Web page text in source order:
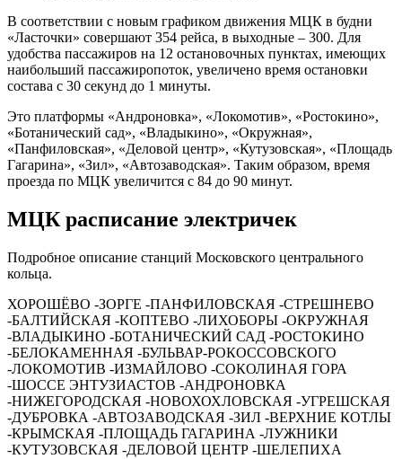
В соответствии с новым графиком движения МЦК в будни
«Ласточки» совершают 354 рейса, в выходные – 300. Для
удобства пассажиров на 12 остановочных пунктах, имеющих
наибольший пассажиропоток, увеличено время остановки
состава с 30 секунд до 1 минуты.
Это платформы «Андроновка», «Локомотив», «Ростокино»,
«Ботанический сад», «Владыкино», «Окружная»,
«Панфиловская», «Деловой центр», «Кутузовская», «Площадь
Гагарина», «Зил», «Автозаводская». Таким образом, время
проезда по МЦК увеличится с 84 до 90 минут.
МЦК расписание электричек
Подробное описание станций Московского центрального
кольца.
ХОРОШЁВО -ЗОРГЕ -ПАНФИЛОВСКАЯ -СТРЕШНЕВО
-БАЛТИЙСКАЯ -КОПТЕВО -ЛИХОБОРЫ -ОКРУЖНАЯ
-ВЛАДЫКИНО -БОТАНИЧЕСКИЙ САД -РОСТОКИНО
-БЕЛОКАМЕННАЯ -БУЛЬВАР-РОКОССОВСКОГО
-ЛОКОМОТИВ -ИЗМАЙЛОВО -СОКОЛИНАЯ ГОРА
-ШОССЕ ЭНТУЗИАСТОВ -АНДРОНОВКА
-НИЖЕГОРОДСКАЯ -НОВОХОХЛОВСКАЯ -УГРЕШСКАЯ
-ДУБРОВКА -АВТОЗАВОДСКАЯ -ЗИЛ -ВЕРХНИЕ КОТЛЫ
-КРЫМСКАЯ -ПЛОЩАДЬ ГАГАРИНА -ЛУЖНИКИ
-КУТУЗОВСКАЯ -ДЕЛОВОЙ ЦЕНТР -ШЕЛЕПИХА